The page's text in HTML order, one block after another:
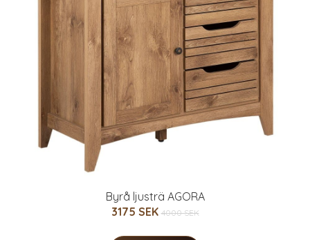
Byrå ljusträ AGORA
3175 SEK 4000 SEK